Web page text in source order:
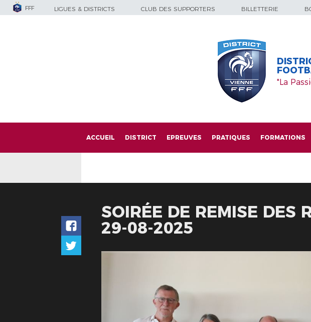
FFF LIGUES & DISTRICTS CLUB DES SUPPORTERS BILLETTERIE
"La
ACCUEIL DISTRICT EPREUVES PRATIQUES FORMATIONS
SOIRÉE DE REMISE DES
29-08-2025